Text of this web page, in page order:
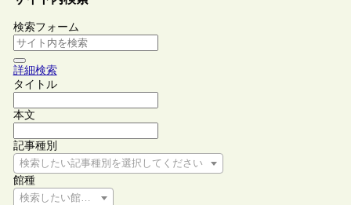
検索フォーム
詳細検索
タイトル
本文
記事種別
検索したい記事種別を選択してください
館種
検索したい館種を選択してください